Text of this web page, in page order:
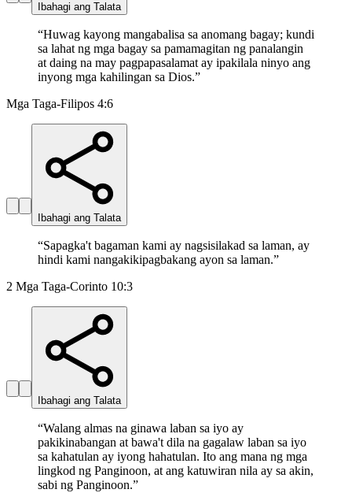
Ibahagi ang Talata
“Huwag kayong mangabalisa sa anomang bagay; kundi
sa lahat ng mga bagay sa pamamagitan ng panalangin
at daing na may pagpapasalamat ay ipakilala ninyo ang
inyong mga kahilingan sa Dios.”
Mga Taga-Filipos 4:6
Ibahagi ang Talata
“Sapagka't bagaman kami ay nagsisilakad sa laman, ay
hindi kami nangakikipagbakang ayon sa laman.”
2 Mga Taga-Corinto 10:3
Ibahagi ang Talata
“Walang almas na ginawa laban sa iyo ay
pakikinabangan at bawa't dila na gagalaw laban sa iyo
sa kahatulan ay iyong hahatulan. Ito ang mana ng mga
lingkod ng Panginoon, at ang katuwiran nila ay sa akin,
sabi ng Panginoon.”